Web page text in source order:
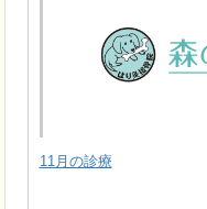
11月の診療